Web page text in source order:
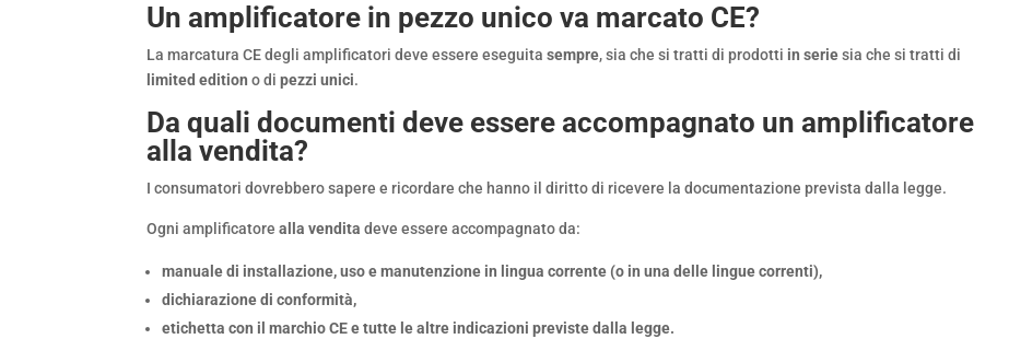
Un amplificatore in pezzo unico va marcato CE?
La marcatura CE degli amplificatori deve essere eseguitasempre, sia che si tratti di prodotti in seriesia che si tratti di
limited edition o dipezzi unici.
Da quali documenti deve essere accompagnato un amplificatore
alla vendita?
I consumatori dovrebbero sapere e ricordare che hanno il diritto di ricevere la documentazione prevista dalla legge.
Ogni amplificatorealla venditadeve essere accompagnato da:
manuale di installazione, uso e manutenzione in lingua corrente (o in una delle lingue correnti),
dichiarazione di conformità,
etichetta con il marchio CE e tutte le altre indicazioni previste dalla legge.